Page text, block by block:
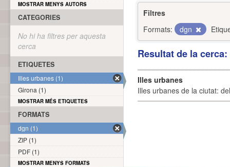
Filtres
Formats:
dgn
Resultat de la
Illes urbanes
Illes urbanes de la ciutat:
MOSTRAR MENYS AUTORS
CATEGORIES
No hi ha filtres per aquesta
cerca
ETIQUETES
Illes urbanes (1)
Girona (1)
MOSTRAR MÉS ETIQUETES
FORMATS
dgn (1)
ZIP (1)
PDF (1)
MOSTRAR MENYS FORMATS